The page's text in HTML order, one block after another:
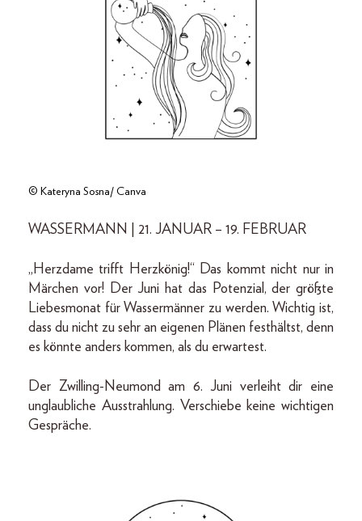
© Kateryna Sosna/ Canva
WASSERMANN | 21. JANUAR – 19. FEBRUAR
„Herzdame trifft Herzkönig!“ Das kommt nicht nur in
Märchen vor! Der Juni hat das Potenzial, der größte
Liebesmonat für Wassermänner zu werden. Wichtig ist,
dass du nicht zu sehr an eigenen Plänen festhältst, denn
es könnte anders kommen, als du erwartest.
Der Zwilling-Neumond am 6. Juni verleiht dir eine
unglaubliche Ausstrahlung. Verschiebe keine wichtigen
Gespräche.